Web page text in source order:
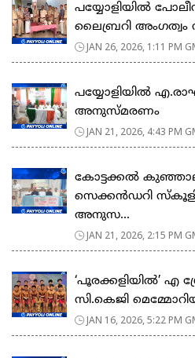
പയ്യോളിയിൽ
ലൈബ്രറി അംഗത്വം
JAN 26, 2026, 1:11 PM
പയ്യോളിയിൽ
അനുസ്മരണം
JAN 21, 2026, 4:43 PM
കോട്ടക്കൽ
സെക്കൻഡറി
അനുസ...
JAN 21, 2026, 2:15 PM
‘പൂരക്കളിയിൽ’ എ
സി.കെജി
JAN 16, 2026, 5:22 PM